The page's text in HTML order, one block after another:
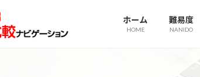
ホーム
HOME
難易度
NANIDO